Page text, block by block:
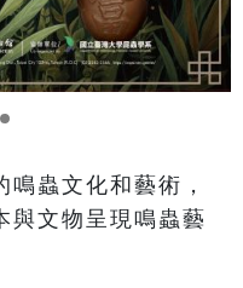
蟲文化和藝術，
與文物呈現鳴蟲藝